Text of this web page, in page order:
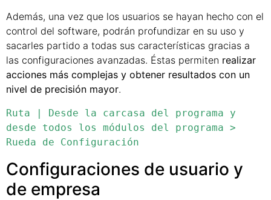
Además, una vez que los usuarios se hayan hecho con el
control del software, podrán profundizar en su uso y
sacarles partido a todas sus características gracias a
las configuraciones avanzadas. Éstas permiten realizar
acciones más complejas y obtener resultados con un
nivel de precisión mayor.
Ruta | Desde la carcasa del programa y
desde todos los módulos del programa >
Rueda de Configuración
Configuraciones de usuario y
de empresa